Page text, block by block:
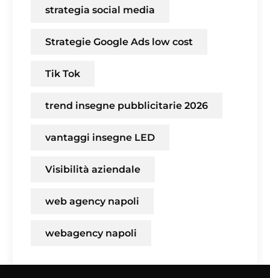
strategia social media
Strategie Google Ads low cost
Tik Tok
trend insegne pubblicitarie 2026
vantaggi insegne LED
Visibilità aziendale
web agency napoli
webagency napoli